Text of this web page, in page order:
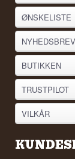
ØNSKELISTE
NYHEDSBREV
BUTIKKEN
TRUSTPILOT
VILKÅR